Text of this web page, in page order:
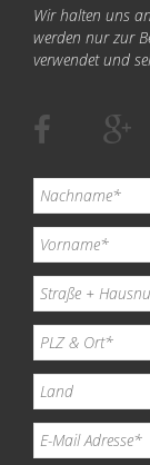
Wir halten uns
werden nur zur
verwendet und